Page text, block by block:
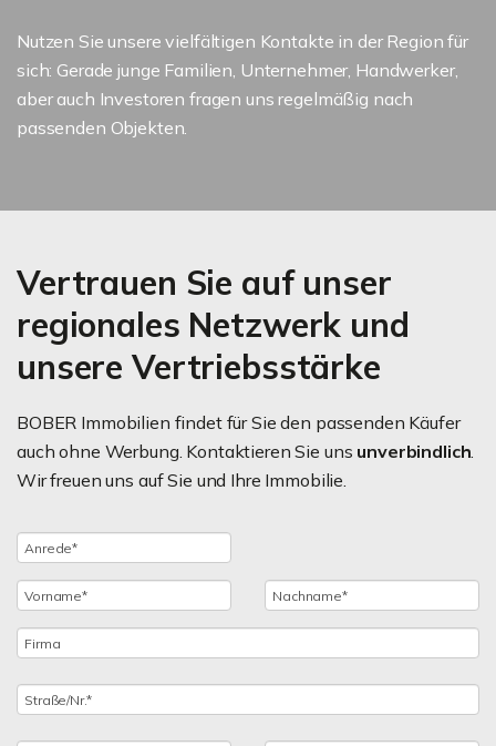
Nutzen Sie unsere vielfältigen Kontakte in der Region für
sich: Gerade junge Familien, Unternehmer, Handwerker,
aber auch Investoren fragen uns regelmäßig nach
passenden Objekten.
Vertrauen Sie auf unser
regionales Netzwerk und
unsere Vertriebsstärke
BOBER Immobilien findet für Sie den passenden Käufer
auch ohne Werbung. Kontaktieren Sie uns unverbindlich.
Wir freuen uns auf Sie und Ihre Immobilie.